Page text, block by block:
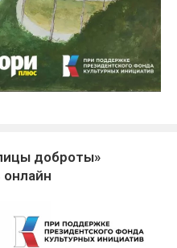
доброты»